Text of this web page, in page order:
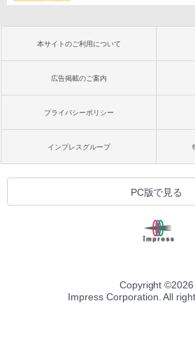
本サイトのご利用について
広告掲載のご案内
プライバシーポリシー
インプレスグループ
PC版で見る
Copyright ©2026
Impress Corporation. All